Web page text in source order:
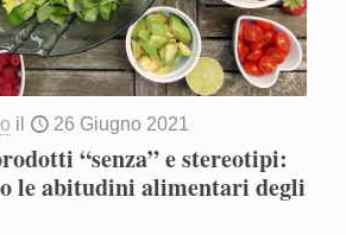
il 26 Giugno 2021
“senza” e stereotipi:
le abitudini alimentari degli